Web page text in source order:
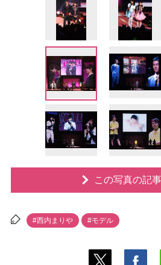
この写真の記
#西内まり #モデル